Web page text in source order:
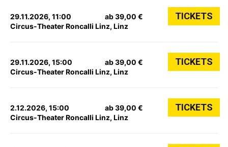
29.11.2026, 11:00
Circus-Theater Roncalli Linz, Linz
ab 39,00 € TICKETS
29.11.2026, 15:00
Circus-Theater Roncalli Linz, Linz
ab 39,00 € TICKETS
2.12.2026, 15:00
Circus-Theater Roncalli Linz, Linz
ab 39,00 € TICKETS